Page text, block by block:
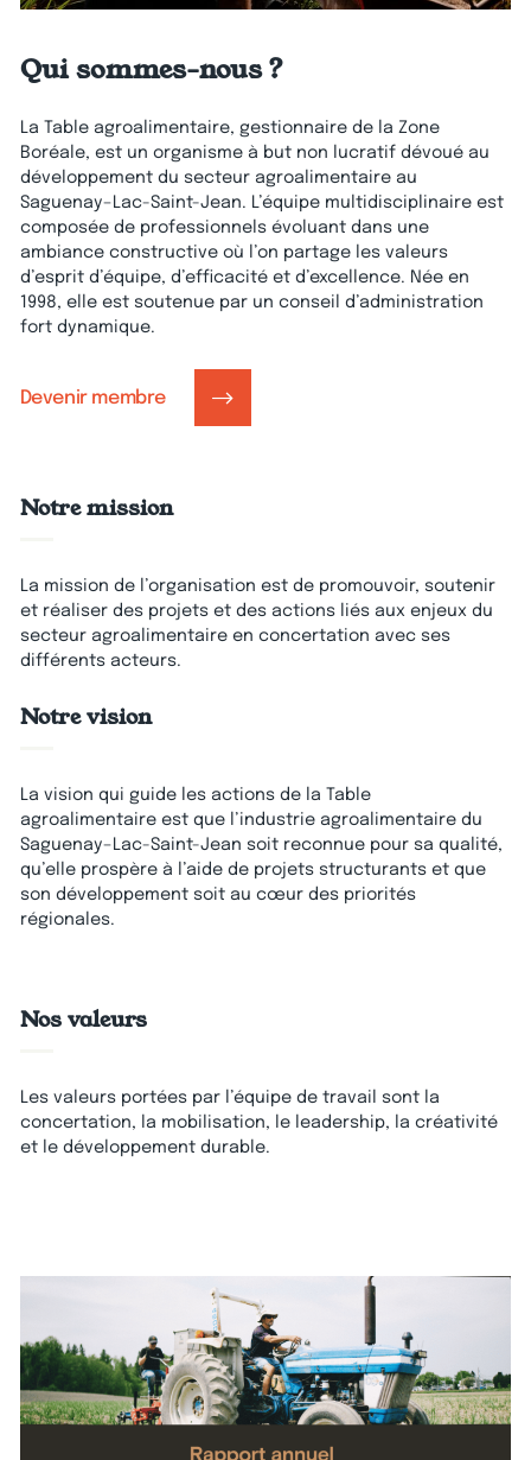
Qui sommes-nous ?
La Table agroalimentaire, gestionnaire de la Zone
Boréale, est un organisme à but non lucratif dévoué au
développement du secteur agroalimentaire au
Saguenay–Lac-Saint-Jean. L’équipe multidisciplinaire est
composée de professionnels évoluant dans une
ambiance constructive où l’on partage les valeurs
d’esprit d’équipe, d’efficacité et d’excellence. Née en
1998, elle est soutenue par un conseil d’administration
fort dynamique.
Devenir membre
Notre mission
La mission de l’organisation est de promouvoir, soutenir
et réaliser des projets et des actions liés aux enjeux du
secteur agroalimentaire en concertation avec ses
différents acteurs.
Notre vision
La vision qui guide les actions de la Table
agroalimentaire est que l’industrie agroalimentaire du
Saguenay–Lac-Saint-Jean soit reconnue pour sa qualité,
qu’elle prospère à l’aide de projets structurants et que
son développement soit au cœur des priorités
régionales.
Nos valeurs
Les valeurs portées par l’équipe de travail sont la
concertation, la mobilisation, le leadership, la créativité
et le développement durable.